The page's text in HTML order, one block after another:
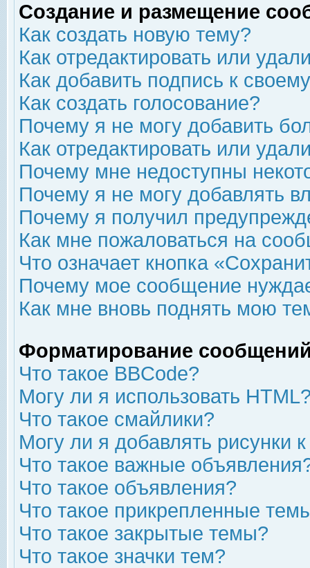
Создание и размещение
Как создать новую тему?
Как отредактировать или
Как добавить подпись к
Как создать голосование?
Почему я не могу добавить
Как отредактировать или
Почему мне недоступны
Почему я не могу добавлять
Почему я получил
Как мне пожаловаться на
Что означает кнопка
Почему мое сообщение
Как мне вновь поднять мою
Форматирование
Что такое BBCode?
Могу ли я использовать
Что такое смайлики?
Могу ли я добавлять рисунки
Что такое важные
Что такое объявления?
Что такое прикрепленные
Что такое закрытые темы?
Что такое значки тем?